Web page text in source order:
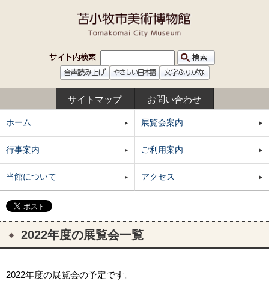
サイトマップ お問い合わせ
ホーム 展覧会案内
行事案内 ご利用案内
当館について アクセス
2022年度の展覧会一覧
2022年度の展覧会の予定です。